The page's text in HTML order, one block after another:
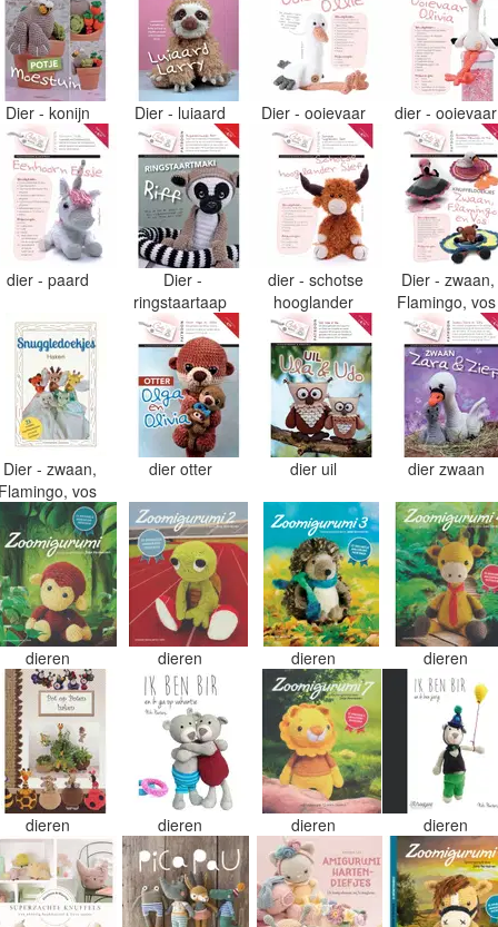
Dier - konijn Dier - luiaard Dier - ooievaar dier -
dier - paard
Dier -
ringstaartaap
dier - schotse
hooglander
Dier - zwaan,
Flamingo,
Dier - zwaan,
vos
dier otter dier uil dier zwaan
dieren dieren dieren dieren
dieren dieren dieren dieren